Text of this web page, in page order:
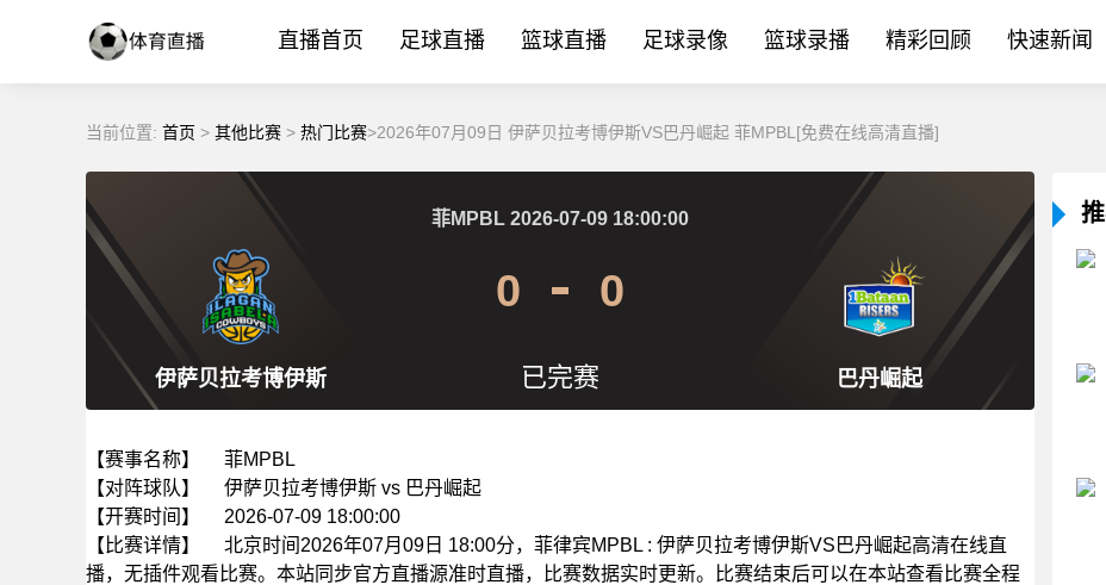
直播首页 足球直播 篮球直播 足球录像 篮球录播 精彩回顾 快速新闻
当前位置: 首页 > 其他比赛 > 热门比赛>2026年07月09日 伊萨贝拉考博伊斯VS巴丹崛起 菲MPBL[免费在线高清直播]
伊萨贝拉考博伊斯 巴丹崛起
菲MPBL 2026-07-09 18:00:00
0 0
已完赛
【赛事名称】
菲MPBL
【对阵球队】
伊萨贝拉考博伊斯 vs 巴丹崛起
【开赛时间】
2026-07-09 18:00:00
【比赛详情】
北京时间2026年07月09日 18:00分，菲律宾MPBL : 伊萨贝拉考博伊斯VS巴丹崛起高清在线直
播，无插件观看比赛。本站同步官方直播源准时直播，比赛数据实时更新。比赛结束后可以在本站查看比赛全程